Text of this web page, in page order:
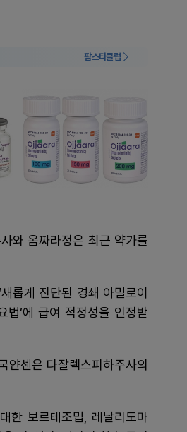
팜스타클럽
와 옴짜라정은 최근 약가를
롭게 진단된 경쇄 아밀로이
’에 급여 적정성을 인정받
얀센은 다잘렉스피하주사의
한 보르테조밉, 레날리도마